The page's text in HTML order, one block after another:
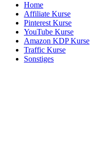
Home
Affiliate Kurse
Pinterest Kurse
YouTube Kurse
Amazon KDP Kurse
Traffic Kurse
Sonstiges